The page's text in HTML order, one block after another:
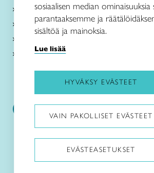
Käsityökoulu
Taito Shopit
Taito Itä-Suomi
sosiaalisen median ominaisuuksia
parantaaksemme ja
sisältöä ja mainoksia.
Lue lisää
HYVÄKSY EVÄSTEET
VAIN PAKOLLISET EVÄSTEET
EVÄSTEASETUKSET